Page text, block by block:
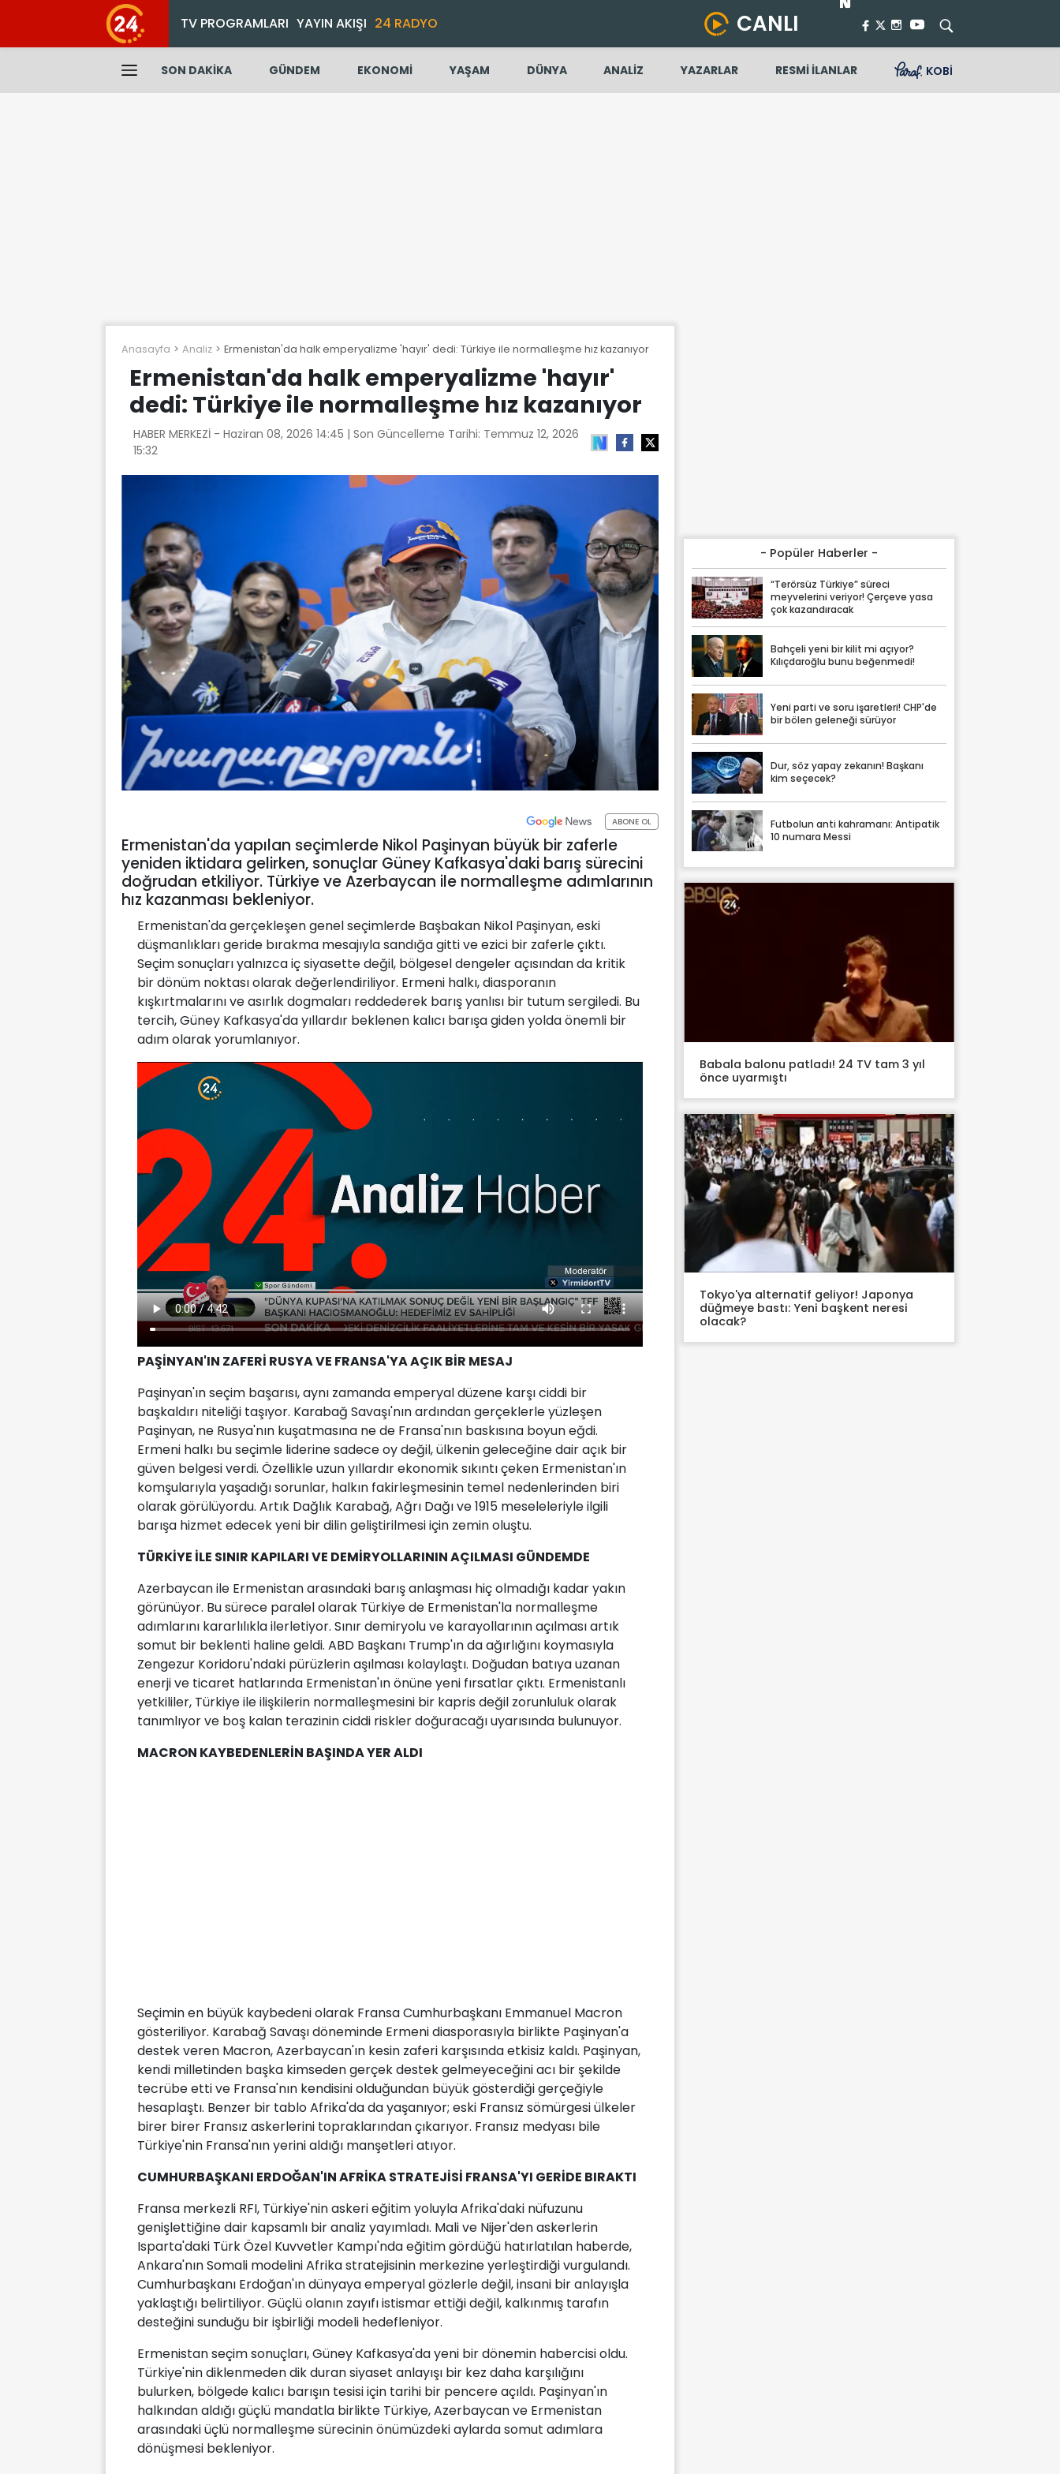
TV PROGRAMLARI YAYIN AKIŞI 24 RADYO CANLI
SON DAKİKA GÜNDEM EKONOMİ YAŞAM DÜNYA ANALİZ YAZARLAR RESMİ İLANLAR KOBİ
Anasayfa Analiz Ermenistan'da halk emperyalizme 'hayır' dedi: Türkiye ile normalleşme hız kazanıyor
Ermenistan'da halk emperyalizme 'hayır'
dedi: Türkiye ile normalleşme hız kazanıyor
HABER MERKEZİ - Haziran 08, 2026 14:45 | Son Güncelleme Tarihi: Temmuz 12, 2026
15:32
ABONE OL
Ermenistan'da yapılan seçimlerde Nikol Paşinyan büyük bir zaferle
yeniden iktidara gelirken, sonuçlar Güney Kafkasya'daki barış sürecini
doğrudan etkiliyor. Türkiye ve Azerbaycan ile normalleşme adımlarının
hız kazanması bekleniyor.
Ermenistan'da gerçekleşen genel seçimlerde Başbakan Nikol Paşinyan, eski
düşmanlıkları geride bırakma mesajıyla sandığa gitti ve ezici bir zaferle çıktı.
Seçim sonuçları yalnızca iç siyasette değil, bölgesel dengeler açısından da kritik
bir dönüm noktası olarak değerlendiriliyor. Ermeni halkı, diasporanın
kışkırtmalarını ve asırlık dogmaları reddederek barış yanlısı bir tutum sergiledi. Bu
tercih, Güney Kafkasya'da yıllardır beklenen kalıcı barışa giden yolda önemli bir
adım olarak yorumlanıyor.
PAŞİNYAN'IN ZAFERİ RUSYA VE FRANSA'YA AÇIK BİR MESAJ
Paşinyan'ın seçim başarısı, aynı zamanda emperyal düzene karşı ciddi bir
başkaldırı niteliği taşıyor. Karabağ Savaşı'nın ardından gerçeklerle yüzleşen
Paşinyan, ne Rusya'nın kuşatmasına ne de Fransa'nın baskısına boyun eğdi.
Ermeni halkı bu seçimle liderine sadece oy değil, ülkenin geleceğine dair açık bir
güven belgesi verdi. Özellikle uzun yıllardır ekonomik sıkıntı çeken Ermenistan'ın
komşularıyla yaşadığı sorunlar, halkın fakirleşmesinin temel nedenlerinden biri
olarak görülüyordu. Artık Dağlık Karabağ, Ağrı Dağı ve 1915 meseleleriyle ilgili
barışa hizmet edecek yeni bir dilin geliştirilmesi için zemin oluştu.
TÜRKİYE İLE SINIR KAPILARI VE DEMİRYOLLARININ AÇILMASI GÜNDEMDE
Azerbaycan ile Ermenistan arasındaki barış anlaşması hiç olmadığı kadar yakın
görünüyor. Bu sürece paralel olarak Türkiye de Ermenistan'la normalleşme
adımlarını kararlılıkla ilerletiyor. Sınır demiryolu ve karayollarının açılması artık
somut bir beklenti haline geldi. ABD Başkanı Trump'ın da ağırlığını koymasıyla
Zengezur Koridoru'ndaki pürüzlerin aşılması kolaylaştı. Doğudan batıya uzanan
enerji ve ticaret hatlarında Ermenistan'ın önüne yeni fırsatlar çıktı. Ermenistanlı
yetkililer, Türkiye ile ilişkilerin normalleşmesini bir kapris değil zorunluluk olarak
tanımlıyor ve boş kalan terazinin ciddi riskler doğuracağı uyarısında bulunuyor.
MACRON KAYBEDENLERİN BAŞINDA YER ALDI
Seçimin en büyük kaybedeni olarak Fransa Cumhurbaşkanı Emmanuel Macron
gösteriliyor. Karabağ Savaşı döneminde Ermeni diasporasıyla birlikte Paşinyan'a
destek veren Macron, Azerbaycan'ın kesin zaferi karşısında etkisiz kaldı. Paşinyan,
kendi milletinden başka kimseden gerçek destek gelmeyeceğini acı bir şekilde
tecrübe etti ve Fransa'nın kendisini olduğundan büyük gösterdiği gerçeğiyle
hesaplaştı. Benzer bir tablo Afrika'da da yaşanıyor; eski Fransız sömürgesi ülkeler
birer birer Fransız askerlerini topraklarından çıkarıyor. Fransız medyası bile
Türkiye'nin Fransa'nın yerini aldığı manşetleri atıyor.
CUMHURBAŞKANI ERDOĞAN'IN AFRİKA STRATEJİSİ FRANSA'YI GERİDE BIRAKTI
Fransa merkezli RFI, Türkiye'nin askeri eğitim yoluyla Afrika'daki nüfuzunu
genişlettiğine dair kapsamlı bir analiz yayımladı. Mali ve Nijer'den askerlerin
Isparta'daki Türk Özel Kuvvetler Kampı'nda eğitim gördüğü hatırlatılan haberde,
Ankara'nın Somali modelini Afrika stratejisinin merkezine yerleştirdiği vurgulandı.
Cumhurbaşkanı Erdoğan'ın dünyaya emperyal gözlerle değil, insani bir anlayışla
yaklaştığı belirtiliyor. Güçlü olanın zayıfı istismar ettiği değil, kalkınmış tarafın
desteğini sunduğu bir işbirliği modeli hedefleniyor.
Ermenistan seçim sonuçları, Güney Kafkasya'da yeni bir dönemin habercisi oldu.
Türkiye'nin diklenmeden dik duran siyaset anlayışı bir kez daha karşılığını
bulurken, bölgede kalıcı barışın tesisi için tarihi bir pencere açıldı. Paşinyan'ın
halkından aldığı güçlü mandatla birlikte Türkiye, Azerbaycan ve Ermenistan
arasındaki üçlü normalleşme sürecinin önümüzdeki aylarda somut adımlara
dönüşmesi bekleniyor.
- Popüler Haberler -
“Terörsüz Türkiye” süreci
meyvelerini veriyor! Çerçeve yasa
çok kazandıracak
Bahçeli yeni bir kilit mi açıyor?
Kılıçdaroğlu bunu beğenmedi!
Yeni parti ve soru işaretleri! CHP'de
bir bölen geleneği sürüyor
Dur, söz yapay zekanın! Başkanı
kim seçecek?
Futbolun anti kahramanı: Antipatik
10 numara Messi
Babala balonu patladı! 24 TV tam 3 yıl
önce uyarmıştı
Tokyo'ya alternatif geliyor! Japonya
düğmeye bastı: Yeni başkent neresi
olacak?